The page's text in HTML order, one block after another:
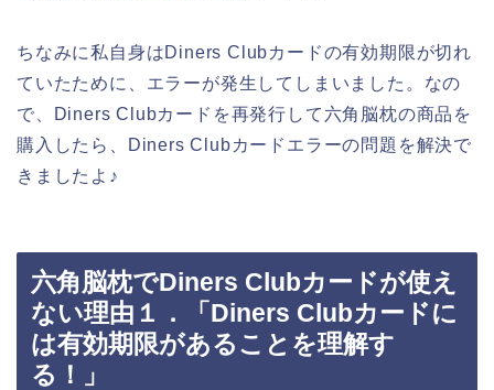
ちなみに私自身はDiners Clubカードの有効期限が切れ
ていたために、エラーが発生してしまいました。なの
で、Diners Clubカードを再発行して六角脳枕の商品を
購入したら、Diners Clubカードエラーの問題を解決で
きましたよ♪
六角脳枕でDiners Clubカードが使え
ない理由１．「Diners Clubカードに
は有効期限があることを理解す
る！」